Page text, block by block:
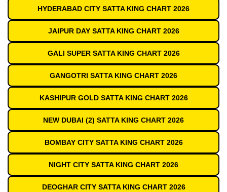
HYDERABAD CITY SATTA KING CHART 2026
JAIPUR DAY SATTA KING CHART 2026
GALI SUPER SATTA KING CHART 2026
GANGOTRI SATTA KING CHART 2026
KASHIPUR GOLD SATTA KING CHART 2026
NEW DUBAI (2) SATTA KING CHART 2026
BOMBAY CITY SATTA KING CHART 2026
NIGHT CITY SATTA KING CHART 2026
DEOGHAR CITY SATTA KING CHART 2026